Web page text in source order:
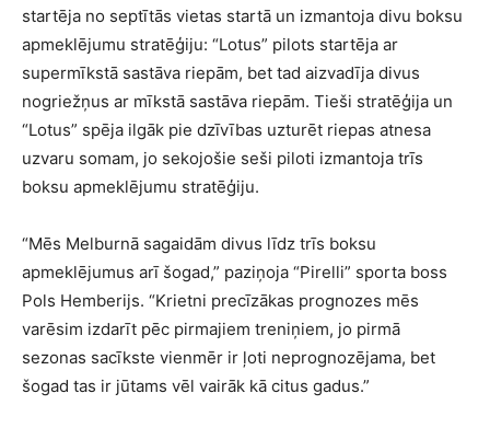
startēja no septītās vietas startā un izmantoja divu boksu
apmeklējumu stratēģiju: “Lotus” pilots startēja ar
supermīkstā sastāva riepām, bet tad aizvadīja divus
nogriežņus ar mīkstā sastāva riepām. Tieši stratēģija un
“Lotus” spēja ilgāk pie dzīvības uzturēt riepas atnesa
uzvaru somam, jo sekojošie seši piloti izmantoja trīs
boksu apmeklējumu stratēģiju.
“Mēs Melburnā sagaidām divus līdz trīs boksu
apmeklējumus arī šogad,” paziņoja “Pirelli” sporta boss
Pols Hemberijs. “Krietni precīzākas prognozes mēs
varēsim izdarīt pēc pirmajiem treniņiem, jo pirmā
sezonas sacīkste vienmēr ir ļoti neprognozējama, bet
šogad tas ir jūtams vēl vairāk kā citus gadus.”